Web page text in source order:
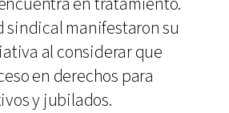
sindical manifestaron su
al considerar que
en derechos para
y jubilados.